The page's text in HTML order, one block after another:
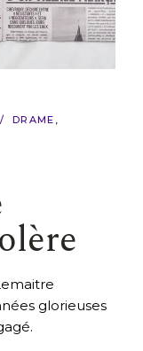
DRAME
glorieuses